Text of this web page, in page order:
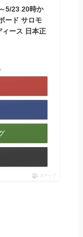
5/23 20時か
ード サロモ
ース 日本正
ポチップ